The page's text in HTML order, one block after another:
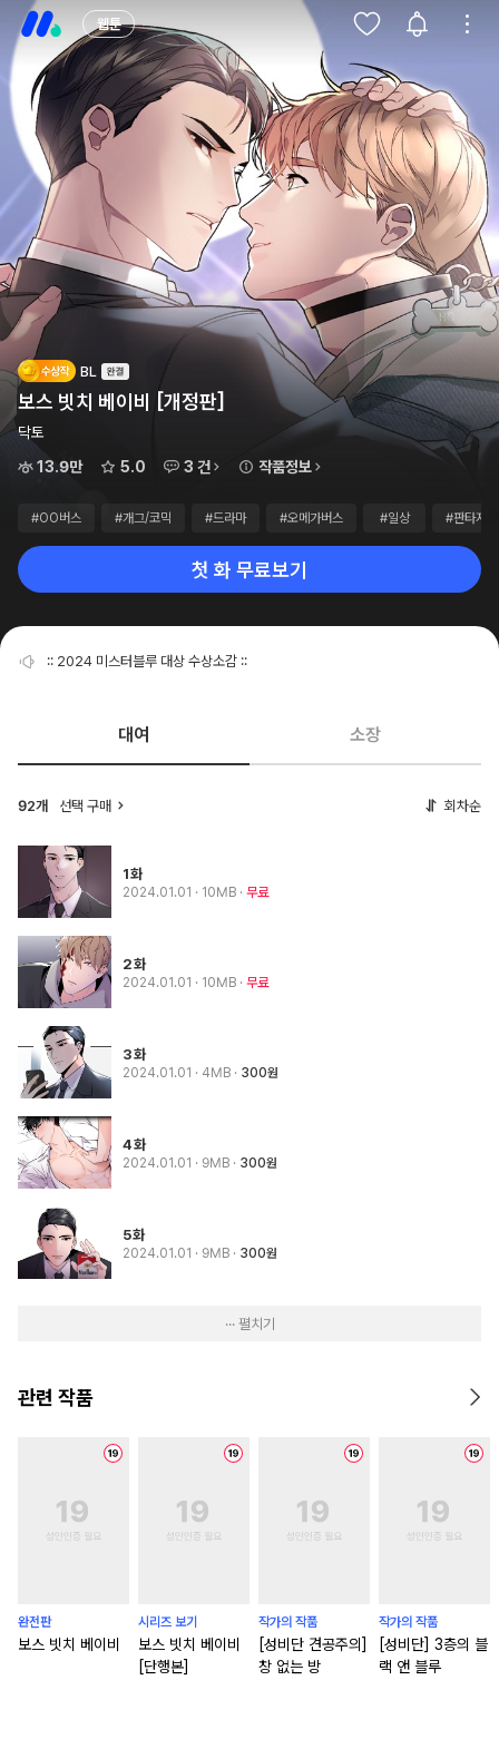
웹툰
BL
보스 빗치 베이비 [개정판]
닥토
13.9만
5.0 3 건 작품정보
#OO버스 #개그/코믹 #드라마 #오메가버스 #일상 #판타지
첫 화 무료보기
:: 2024 미스터블루 대상 수상소감 ::
대여 소장
92개 선택 구매 회차순
1화
2024.01.01 · 10MB 무료
2화
2024.01.01 · 10MB 무료
3화
2024.01.01 · 4MB 300원
4화
2024.01.01 · 9MB 300원
5화
2024.01.01 · 9MB 300원
··· 펼치기
관련 작품
완전판
보스 빗치 베이비
시리즈 보기
보스 빗치 베이비
[단행본]
작가의 작품
[성비단 견공주의]
창 없는 방
작가의 작품
[성비단] 3층의 블
랙 앤 블루